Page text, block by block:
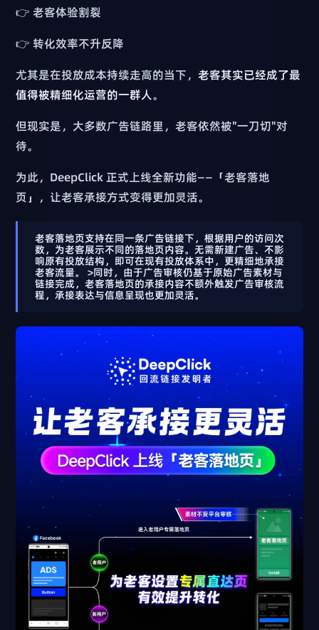
👉 老客体验割裂
👉 转化效率不升反降
尤其是在投放成本持续走高的当下，老客其实已经成了最
值得被精细化运营的一群人。
但现实是，大多数广告链路里，老客依然被"一刀切"对
待。
为此，DeepClick 正式上线全新功能——「老客落地
页」，让老客承接方式变得更加灵活。
老客落地页支持在同一条广告链接下，根据用户的访问次
数 ，为老客展示不同的落地页内容。无需新建广告、不影
响原有投放结构，即可在现有投放体系中，更精细地承接
老客流量。 >同时，由于广告审核仍基于原始广告素材与
链接完成，老客落地页的承接内容不额外触发广告审核流
程 ，承接表达与信息呈现也更加灵活。